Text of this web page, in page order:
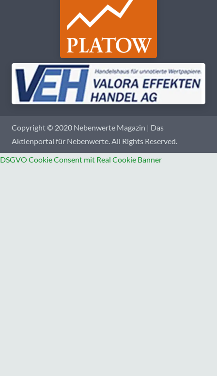
Copyright © 2020 Nebenwerte Magazin | Das
Aktienportal für Nebenwerte. All Rights Reserved.
DSGVO Cookie Consent mit Real Cookie Banner